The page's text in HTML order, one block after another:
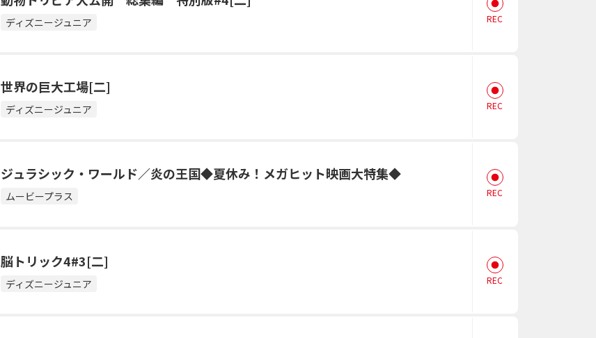
ディズニージュニア REC
世界の巨大工場[二]
ディズニージュニア REC
ジュラシック・ワールド／炎の王国◆夏休み！メガヒット映画大特集◆
ムービープラス REC
脳トリック4#3[二]
ディズニージュニア REC